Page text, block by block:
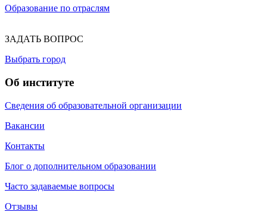
Образование по отраслям
ЗАДАТЬ ВОПРОС
Выбрать город
Об институте
Сведения об образовательной организации
Вакансии
Контакты
Блог о дополнительном образовании
Часто задаваемые вопросы
Отзывы